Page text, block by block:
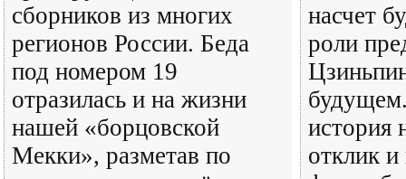
сборников из многих
регионов России. Беда
под номером 19
отразилась и на жизни
нашей «борцовской
Мекки», разметав по
насчет
роли
история
отклик